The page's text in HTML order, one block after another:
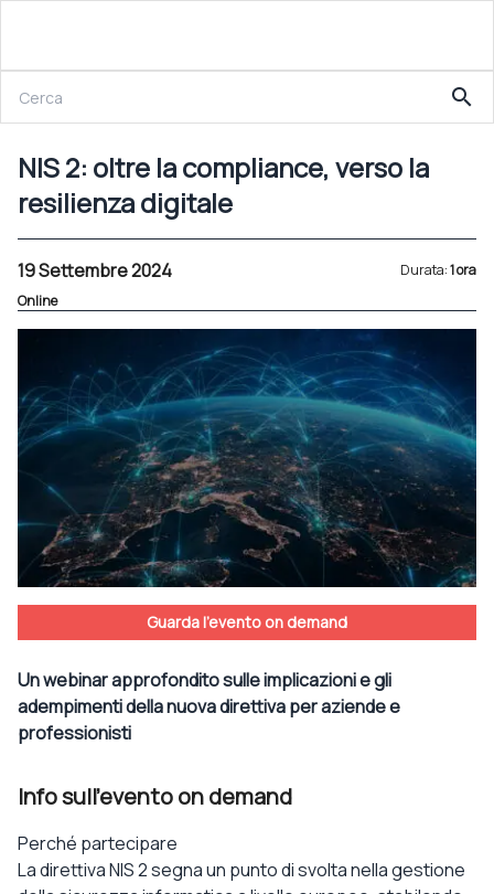
NIS 2: oltre la compliance, verso la resilienza digitale
search
NIS 2: oltre la compliance, verso la
resilienza digitale
19 Settembre 2024 Durata:1 ora
Online
Guarda l'evento on demand
Un webinar approfondito sulle implicazioni e gli
adempimenti della nuova direttiva per aziende e
professionisti
Info sull'evento on demand
Perché partecipare
La direttiva NIS 2 segna un punto di svolta nella gestione